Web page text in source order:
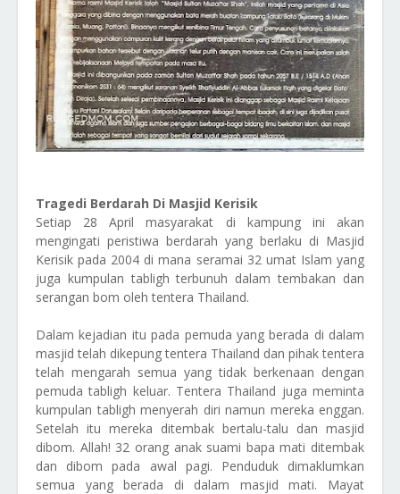
Tragedi Berdarah Di Masjid Kerisik
Setiap 28 April masyarakat di kampung ini akan
mengingati peristiwa berdarah yang berlaku di Masjid
Kerisik pada 2004 di mana seramai 32 umat Islam yang
juga kumpulan tabligh terbunuh dalam tembakan dan
serangan bom oleh tentera Thailand.
Dalam kejadian itu pada pemuda yang berada di dalam
masjid telah dikepung tentera Thailand dan pihak tentera
telah mengarah semua yang tidak berkenaan dengan
pemuda tabligh keluar. Tentera Thailand juga meminta
kumpulan tabligh menyerah diri namun mereka enggan.
Setelah itu mereka ditembak bertalu-talu dan masjid
dibom. Allah! 32 orang anak suami bapa mati ditembak
dan dibom pada awal pagi. Penduduk dimaklumkan
semua yang berada di dalam masjid mati. Mayat